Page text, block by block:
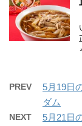
PREV
5月19日
ダム
NEXT
5月21日